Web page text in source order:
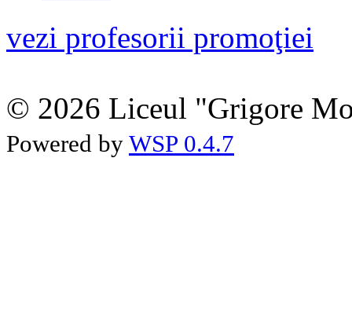
vezi profesorii promoţiei
© 2026 Liceul "Grigore
Powered by WSP 0.4.7